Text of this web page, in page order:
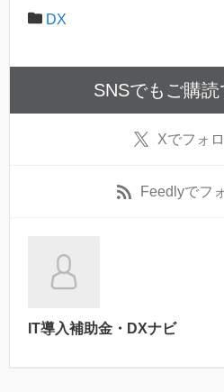
DX
SNSでもご購読
Xでフォ
Feedlyでフ
IT導入補助金・DXナビ